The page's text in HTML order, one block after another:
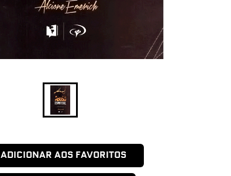
ADICIONAR AOS FAVORITOS